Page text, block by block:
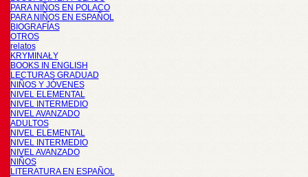
PARA NIÑOS EN POLACO
PARA NIÑOS EN ESPAÑOL
BIOGRAFÍAS
OTROS
relatos
KRYMINAŁY
BOOKS IN ENGLISH
LECTURAS GRADUAD
NIÑOS Y JÓVENES
NIVEL ELEMENTAL
NIVEL INTERMEDIO
NIVEL AVANZADO
ADULTOS
NIVEL ELEMENTAL
NIVEL INTERMEDIO
NIVEL AVANZADO
NIÑOS
LITERATURA EN ESPAÑOL